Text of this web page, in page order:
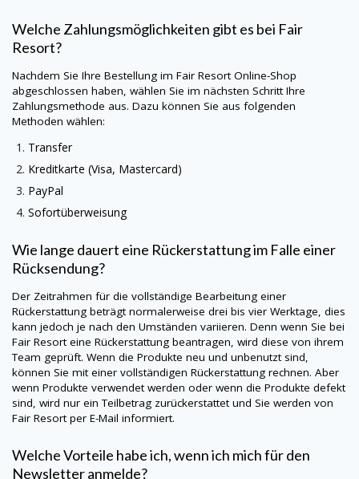
Welche Zahlungsmöglichkeiten gibt es bei Fair
Resort?
Nachdem Sie Ihre Bestellung im Fair Resort Online-Shop
abgeschlossen haben, wählen Sie im nächsten Schritt Ihre
Zahlungsmethode aus. Dazu können Sie aus folgenden
Methoden wählen:
Transfer
Kreditkarte (Visa, Mastercard)
PayPal
Sofortüberweisung
Wie lange dauert eine Rückerstattung im Falle einer
Rücksendung?
Der Zeitrahmen für die vollständige Bearbeitung einer
Rückerstattung beträgt normalerweise drei bis vier Werktage, dies
kann jedoch je nach den Umständen variieren. Denn wenn Sie bei
Fair Resort eine Rückerstattung beantragen, wird diese von ihrem
Team geprüft. Wenn die Produkte neu und unbenutzt sind,
können Sie mit einer vollständigen Rückerstattung rechnen. Aber
wenn Produkte verwendet werden oder wenn die Produkte defekt
sind, wird nur ein Teilbetrag zurückerstattet und Sie werden von
Fair Resort per E-Mail informiert.
Welche Vorteile habe ich, wenn ich mich für den
Newsletter anmelde?